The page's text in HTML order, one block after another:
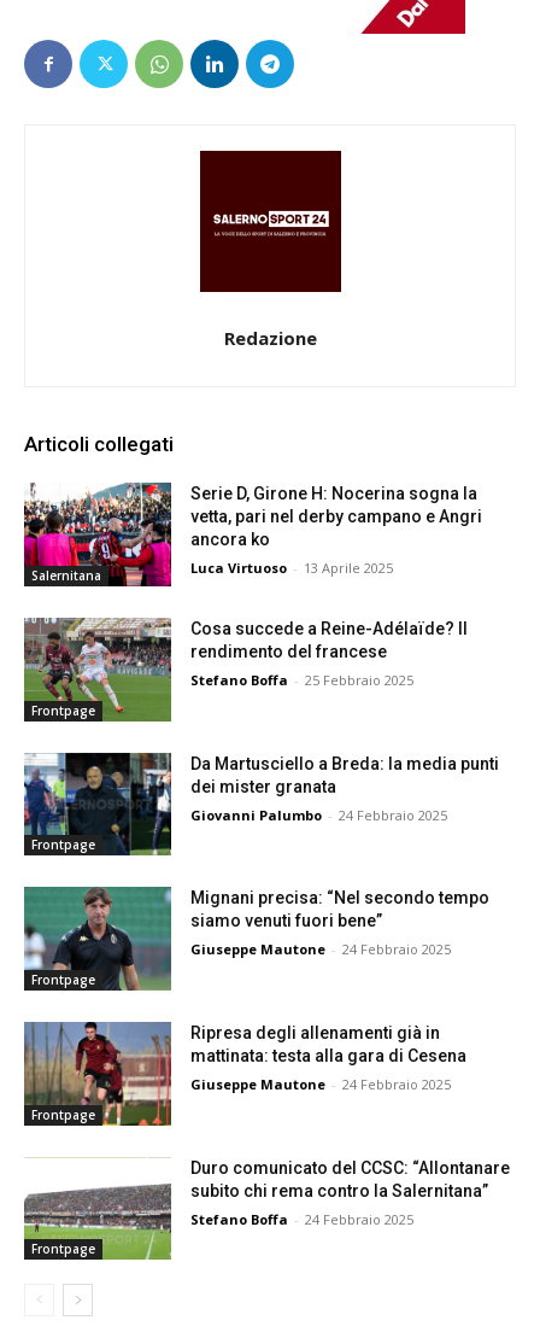
Redazione
Articoli collegati
Salernitana
Serie D, Girone H: Nocerina sogna la
vetta, pari nel derby campano e Angri
ancora ko
Luca Virtuoso - 13 Aprile 2025
Frontpage
Cosa succede a Reine-Adélaïde? Il
rendimento del francese
Stefano Boffa - 25 Febbraio 2025
Frontpage
Da Martusciello a Breda: la media punti
dei mister granata
Giovanni Palumbo - 24 Febbraio 2025
Frontpage
Mignani precisa: “Nel secondo tempo
siamo venuti fuori bene”
Giuseppe Mautone - 24 Febbraio 2025
Frontpage
Ripresa degli allenamenti già in
mattinata: testa alla gara di Cesena
Giuseppe Mautone - 24 Febbraio 2025
Frontpage
Duro comunicato del CCSC: “Allontanare
subito chi rema contro la Salernitana”
Stefano Boffa - 24 Febbraio 2025